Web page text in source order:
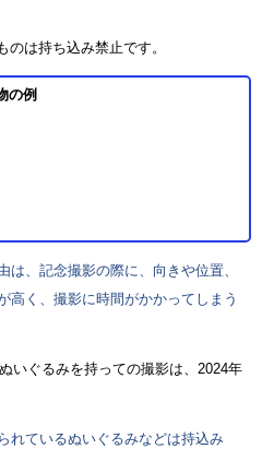
は持ち込み禁止です。
の例
は、記念撮影の際に、向きや位置、
高く、撮影に時間がかかってしまう
いぐるみを持っての撮影は、2024年
れているぬいぐるみなどは持込み